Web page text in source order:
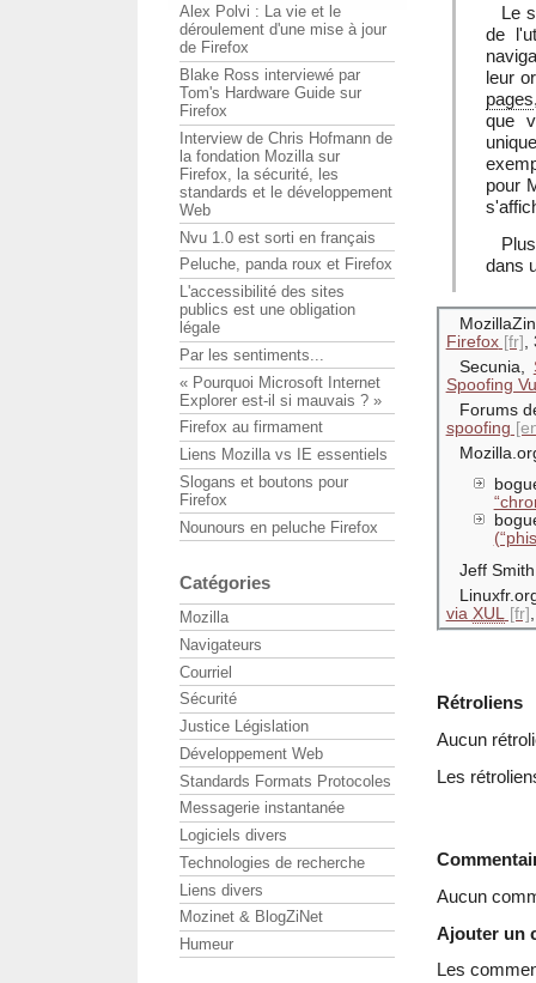
Le
de
leur
pages
que
pour
dans
Firefox
,
Secunia,
Spoofing
Forums
spoofing
Jeff
via XUL
Rétroliens
Aucun
Les
Aucun
Ajouter un
Les
Alex Polvi : La vie et le
déroulement d'une mise à jour
de Firefox
Blake Ross interviewé par
Tom's Hardware Guide sur
Firefox
Interview de Chris Hofmann de
la fondation Mozilla sur
Firefox, la sécurité, les
standards et le développement
Web
Nvu 1.0 est sorti en français
Peluche, panda roux et Firefox
L'accessibilité des sites
publics est une obligation
légale
Par les sentiments...
« Pourquoi Microsoft Internet
Explorer est-il si mauvais ? »
Firefox au firmament
Liens Mozilla vs IE essentiels
Slogans et boutons pour
Firefox
Nounours en peluche Firefox
Catégories
Mozilla
Navigateurs
Courriel
Sécurité
Justice Législation
Développement Web
Standards Formats Protocoles
Messagerie instantanée
Logiciels divers
Technologies de recherche
Liens divers
Mozinet & BlogZiNet
Humeur